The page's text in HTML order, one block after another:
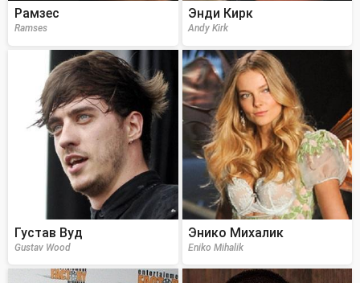
Рамзес
Ramses
Энди Кирк
Andy Kirk
Густав Вуд
Gustav Wood
Энико Михалик
Eniko Mihalik